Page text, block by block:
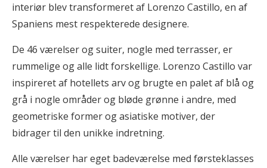
interiør blev transformeret af Lorenzo Castillo, en af
Spaniens mest respekterede designere.
De 46 værelser og suiter, nogle med terrasser, er
rummelige og alle lidt forskellige. Lorenzo Castillo var
inspireret af hotellets arv og brugte en palet af blå og
grå i nogle områder og bløde grønne i andre, med
geometriske former og asiatiske motiver, der
bidrager til den unikke indretning.
Alle værelser har eget badeværelse med førsteklasses